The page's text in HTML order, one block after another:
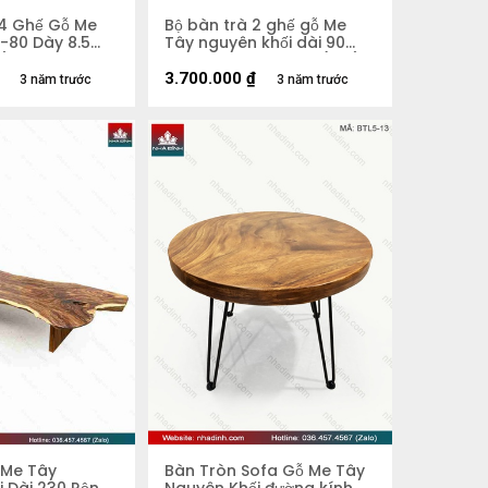
Ghế Gỗ Me
80 Dày 8.5
3 năm trước
Bộ bàn trà 2 ghế gỗ Me
Tây nguyên khối dài 90
rộng 50-47 dày 5,5 (cm)
3 năm trước
3.700.000 ₫
Tây
Bàn Tròn Sofa Gỗ Me Tây